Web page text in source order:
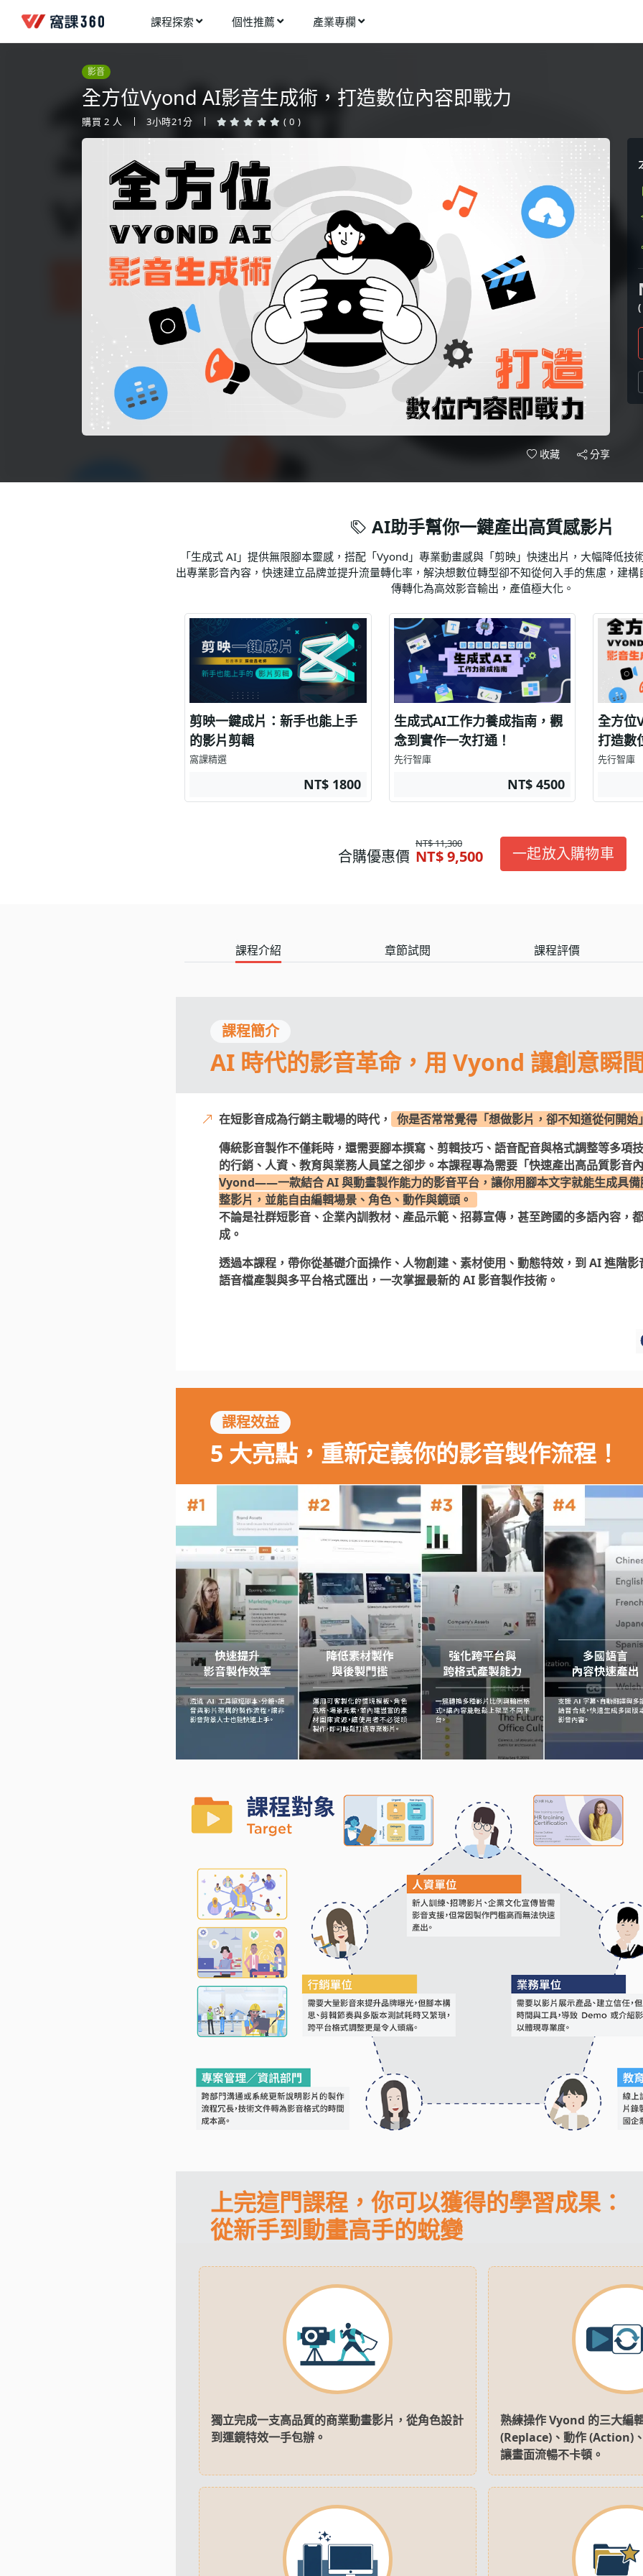
課程探索
多媒體動畫
健康生活
程式與資料庫
視覺設計
電繪與手繪
網頁設計
網路行銷
網路管理
語言學習
影視特效
辦公室應用
所有課程
個性推薦
架構師
創造者
溝通者
執行者
生活家
產業專欄
影像動畫
資訊科技
設計應用
健康生活
理財投資
所有專欄
今天想要學什麼?
窩課推薦給您
影音
全方位Vyond AI影音生成術，打造數位內容即戰力
購買 2 人 3小時21分 ( 0 )
收藏 分享
(
AI助手幫你一鍵產出高質感影片
「生成式 AI」提供無限腳本靈感，搭配「Vyond」專業動畫感與「剪映」快速出片，大幅降低技
出專業影音內容，快速建立品牌並提升流量轉化率，解決想數位轉型卻不知從何入手的焦慮，建
傳轉化為高效影音輸出，產值極大化。
剪映一鍵成片：新手也能上手
的影片剪輯
窩課精選
NT$ 1800
生成式AI工作力養成指南，觀
念到實作一次打通！
先行智庫
NT$ 4500
全方位
打造數
先行智庫
合購優惠價
NT$ 11,300
NT$ 9,500 一起放入購物車
課程介紹 章節試閱 課程評價
課程簡介
AI 時代的影音革命，用 Vyond 讓創意瞬
在短影音成為行銷主戰場的時代，
你是否常常覺得「想做影片，卻不知道從何開始
傳統影音製作不僅耗時，還需要腳本撰寫、剪輯技巧、語音配音與格式調整等多項
的行銷、人資、教育與業務人員望之卻步。本課程專為需要「快速產出高品質影音
Vyond——一款結合 AI 與動畫製作能力的影音平台，讓你用腳本文字就能生成具備
整影片，並能自由編輯場景、角色、動作與鏡頭。
不論是社群短影音、企業內訓教材、產品示範、招募宣傳，甚至跨國的多語內容，
成。
透過本課程，帶你從基礎介面操作、人物創建、素材使用、動態特效，到 AI 進階
語音檔產製與多平台格式匯出，一次掌握最新的 AI 影音製作技術。
課程效益
5 大亮點，重新定義你的影音製作流程！
上完這門課程， 你可以獲得的學習成果：
從新手到動畫高手的蛻變
獨立完成一支高品質的商業動畫影片，從角色設計
到運鏡特效一手包辦。
熟練操作 Vyond 的三大編
(Replace)、動作 (Action)
讓畫面流暢不卡頓。